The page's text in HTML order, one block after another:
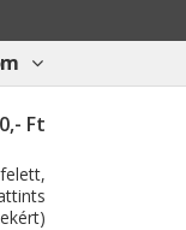
0,- Ft